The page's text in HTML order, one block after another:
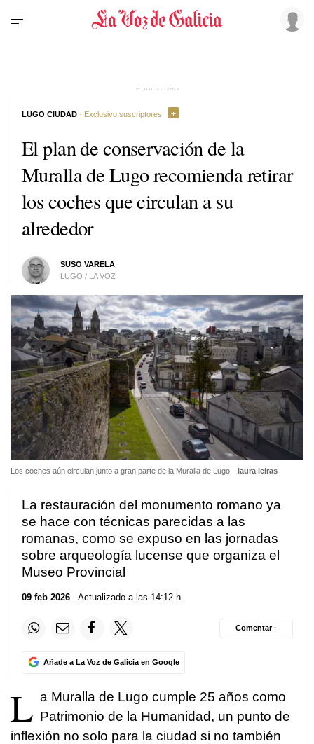
El plan de conservación de la
Muralla de Lugo recomienda retirar
los coches que circulan a su
alrededor
SUSO VARELA
LUGO / LA VOZ
LUGO CIUDAD · Exclusivo suscriptores
Los coches aún circulan junto a gran parte de la Muralla de Lugo laura leiras
La restauración del monumento romano ya
se hace con técnicas parecidas a las
romanas, como se expuso en las jornadas
sobre arqueología lucense que organiza el
Museo Provincial
09 feb 2026 . Actualizado a las 14:12 h.
Añade a La Voz de Galicia en Google
Comentar ·
L a Muralla de Lugo cumple 25 años como
Patrimonio de la Humanidad, un punto de
inflexión no solo para la ciudad si no también